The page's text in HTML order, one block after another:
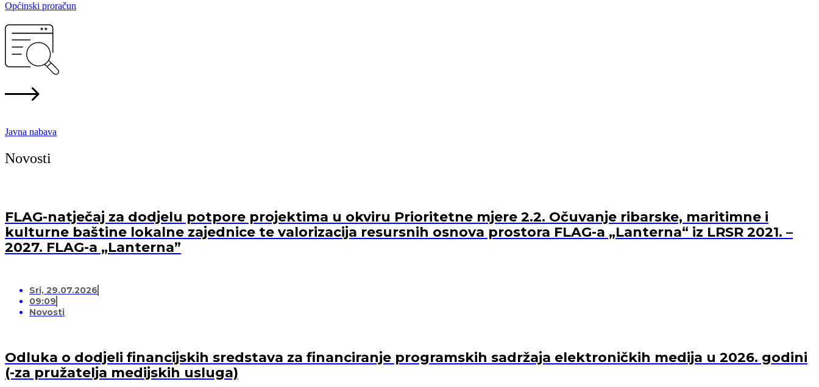
Općinski proračun
Javna nabava
Novosti
FLAG-natječaj za dodjelu potpore projektima u okviru Prioritetne mjere 2.2. Očuvanje ribarske, maritimne i
kulturne baštine lokalne zajednice te valorizacija resursnih osnova prostora FLAG-a „Lanterna“ iz LRSR 2021. –
2027. FLAG-a „Lanterna”
Sri, 29.07.2026
09:09
Novosti
Odluka o dodjeli financijskih sredstava za financiranje programskih sadržaja elektroničkih medija u 2026. godini
(-za pružatelja medijskih usluga)